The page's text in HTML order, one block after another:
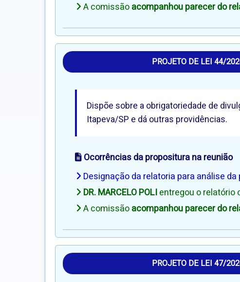
A comissãoacompanhou parecer do
PROJETO DE LEI 44/
Dispõe sobre a obrigatoriedade de
Itapeva/SP e dá outras providências.
Ocorrências da propositura na reunião
Designação da relatoria para análise
DR. MARCELO POLIentregou o relatório
A comissãoacompanhou parecer do
PROJETO DE LEI 47/